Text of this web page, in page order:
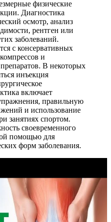
физические
Диагностика
осмотр, анализ
рентген или
заболеваний.
с консервативных
и
В некоторых
инъекция
включает
правильную
и использование
занятиях спортом.
своевременного
помощью для
форм заболевания.